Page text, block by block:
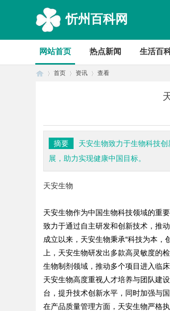
忻州百科网
网站首页 热点新闻 生活百
首页 资讯 查看
摘要
天安生物致力于生物科技
展，助力实现健康中国目标。
天安生物
天安生物作为中国生物科技领域的重
致力于通过自主研发和创新技术，推
成立以来，天安生物秉承“科技为本
上，天安生物研发出多款高灵敏度的
生物制剂领域，推动多个项目进入临
天安生物高度重视人才培养与团队建
台，提升技术创新水平，同时加强与
在产品质量管理方面，天安生物严格